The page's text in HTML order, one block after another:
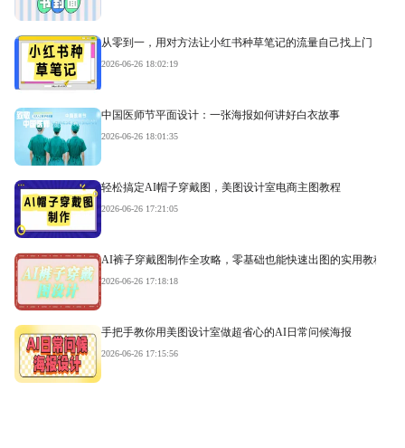
从零到一，用对方法让小红书种草笔记的流量自己找上门
2026-06-26 18:02:19
中国医师节平面设计：一张海报如何讲好白衣故事
2026-06-26 18:01:35
轻松搞定AI帽子穿戴图，美图设计室电商主图教程
2026-06-26 17:21:05
AI裤子穿戴图制作全攻略，零基础也能快速出图的实用教程
2026-06-26 17:18:18
手把手教你用美图设计室做超省心的AI日常问候海报
2026-06-26 17:15:56